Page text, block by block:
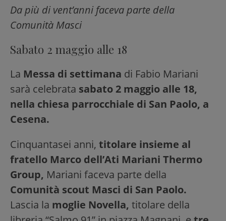
Da più di vent’anni faceva parte della
Comunità Masci
Sabato 2 maggio alle 18
La Messa di settimana di Fabio Mariani
sarà celebrata sabato 2 maggio alle 18,
nella chiesa parrocchiale di San Paolo, a
Cesena.
Cinquantasei anni, titolare insieme al
fratello Marco dell’Ati Mariani Thermo
Group, Mariani faceva parte della
Comunità scout Masci di San Paolo.
Lascia la moglie Novella, titolare della